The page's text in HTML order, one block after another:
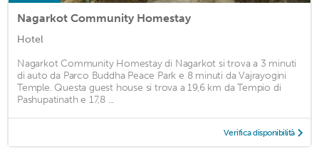
Nagarkot Community Homestay
Hotel
Nagarkot Community Homestay di Nagarkot si trova a 3 minuti
di auto da Parco Buddha Peace Park e 8 minuti da Vajrayogini
Temple. Questa guest house si trova a 19,6 km da Tempio di
Pashupatinath e 17,8 ...
Verifica disponibilità